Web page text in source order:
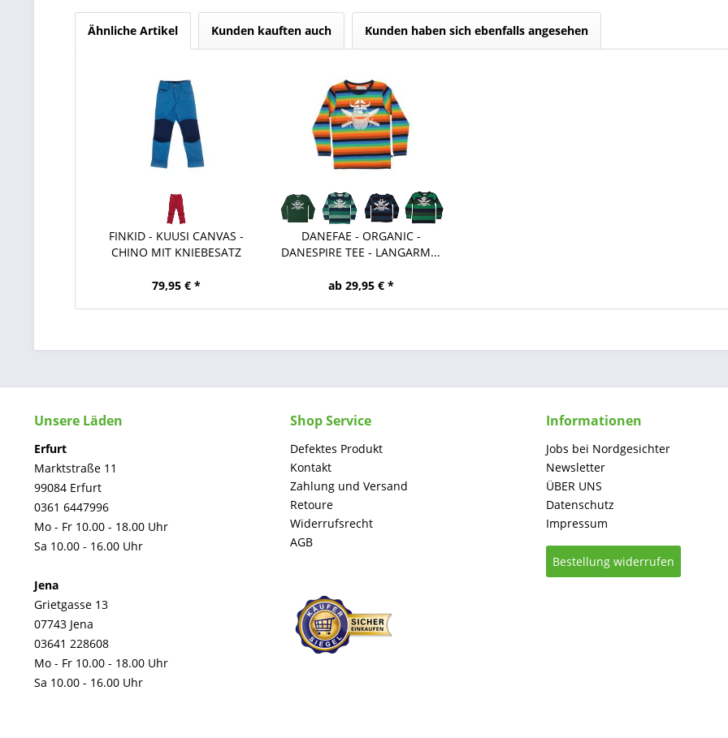
Ähnliche Artikel Kunden kauften auch Kunden haben sich ebenfalls angesehen
FINKID - KUUSI CANVAS -
CHINO MIT KNIEBESATZ
79,95 € *
DANEFAE - ORGANIC -
DANESPIRE TEE - LANGARM...
ab 29,95 € *
Unsere Läden
Erfurt
Marktstraße 11
99084 Erfurt
0361 6447996
Mo - Fr 10.00 - 18.00 Uhr
Sa 10.00 - 16.00 Uhr
Jena
Grietgasse 13
07743 Jena
03641 228608
Mo - Fr 10.00 - 18.00 Uhr
Sa 10.00 - 16.00 Uhr
Shop Service
Defektes Produkt
Kontakt
Zahlung und Versand
Retoure
Widerrufsrecht
AGB
Informationen
Jobs bei Nordgesichter
Newsletter
ÜBER UNS
Datenschutz
Impressum
Bestellung widerrufen